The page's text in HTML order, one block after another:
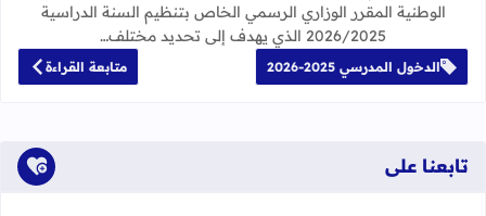
الوطنية المقرر الوزاري الرسمي الخاص بتنظيم السنة الدراسية
2026/2025 الذي يهدف إلى تحديد مختلف…
الدخول المدرسي 2025-2026 متابعة القراءة
تابعنا على